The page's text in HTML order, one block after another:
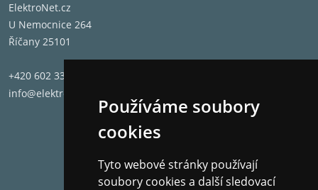
Používáme soubory
cookies
Tyto webové stránky používají
soubory cookies a další sledovací
ElektroNet.cz
U Nemocnice 264
Říčany 25101
+420 602 331 662
info@elektronet.cz